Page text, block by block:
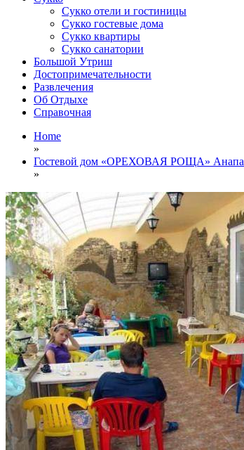
Сукко отели и гостиницы
Сукко гостевые дома
Сукко квартиры
Сукко санатории
Большой Утриш
Достопримечательности
Развлечения
Об Отдыхе
Справочная
Home
»
Гостевой дом «ОРЕХОВАЯ РОЩА» Анапа
»